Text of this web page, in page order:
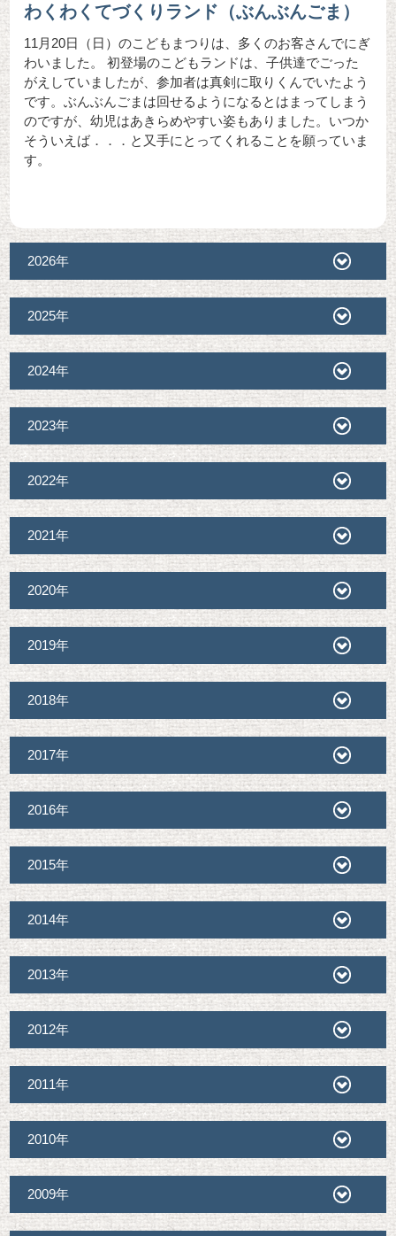
わくわくてづくりランド（ぶんぶんごま）
11月20日（日）のこどもまつりは、多くのお客さんでにぎ
わいました。 初登場のこどもランドは、子供達でごった
がえしていましたが、参加者は真剣に取りくんでいたよう
です。ぶんぶんごまは回せるようになるとはまってしまう
のですが、幼児はあきらめやすい姿もありました。いつか
そういえば．．．と又手にとってくれることを願っていま
す。
2026年
2025年
2024年
2023年
2022年
2021年
2020年
2019年
2018年
2017年
2016年
2015年
2014年
2013年
2012年
2011年
2010年
2009年